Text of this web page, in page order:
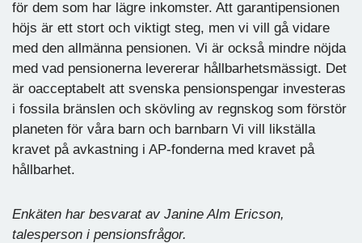
för dem som har lägre inkomster. Att garantipensionen
höjs är ett stort och viktigt steg, men vi vill gå vidare
med den allmänna pensionen. Vi är också mindre nöjda
med vad pensionerna levererar hållbarhetsmässigt. Det
är oacceptabelt att svenska pensionspengar investeras
i fossila bränslen och skövling av regnskog som förstör
planeten för våra barn och barnbarn Vi vill likställa
kravet på avkastning i AP-fonderna med kravet på
hållbarhet.
Enkäten har besvarat av Janine Alm Ericson,
talesperson i pensionsfrågor.